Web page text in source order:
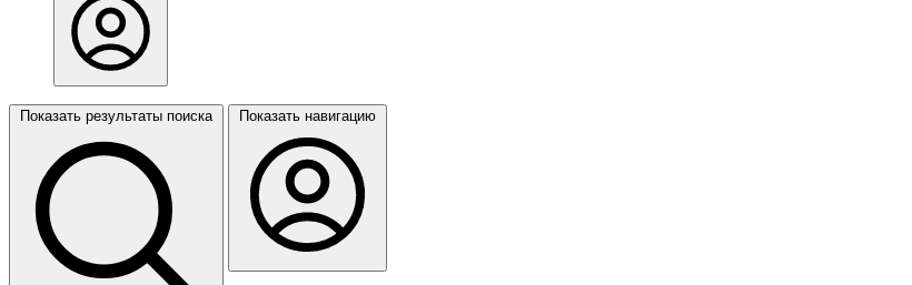
Показать результаты поиска Показать навигацию